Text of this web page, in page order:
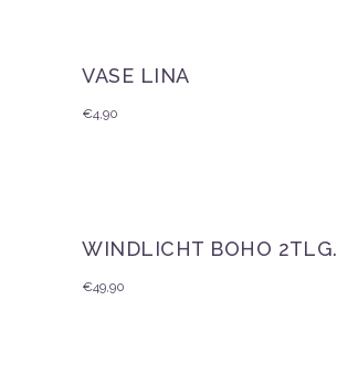
VASE LINA
€4,90
WINDLICHT BOHO 2TLG.
€49,90